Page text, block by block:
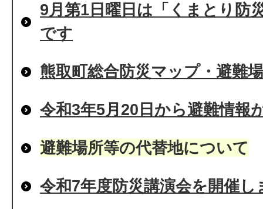
9月第1日曜日は「くまとり防
です
熊取町総合防災マップ・避難
令和3年5月20日から避難情報
避難場所等の代替地について
令和7年度防災講演会を開催し